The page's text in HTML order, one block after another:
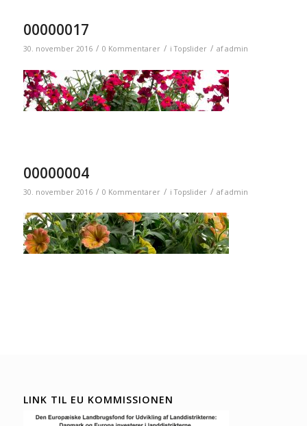
00000017
30. november 2016 / 0 Kommentarer / iTopslider / afadmin
00000004
30. november 2016 / 0 Kommentarer / iTopslider / afadmin
LINK TIL EU KOMMISSIONEN